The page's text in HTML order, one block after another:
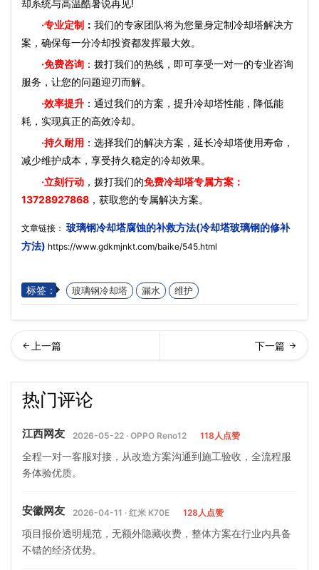
却系统与高温酷暑说再见!
·专业定制 ： 我们的专家团队将为您量身定制冷却塔解决方
案，确保每一分冷却投资都发挥最大效。
·免费咨询 ：拨打我们的热线，即可享受一对一的专业咨询
服务，让您的问题迎刃而解。
·效率提升 ：通过我们的方案，提升冷却塔性能，降低能
耗，实现真正的高效冷却。
·持久耐用 ：选择我们的解决方案，延长冷却塔使用寿命，
减少维护成本，享受持久稳定的冷却效果。
·立刻行动 ，拨打我们的免费冷却塔专属方案：
13728927868 ，获取您的专属解决方案。
文章链接： 玻璃钢冷却塔腐蚀的补救方法(冷却塔玻璃钢的修补
方法) https://www.gdkmjnkt.com/baike/545.html
标签： 玻璃钢冷却塔 漏水 维护
却水塔内部填料更换方法)…
热门评论
江西网友 2026-05-22 · OPPO Reno12 118人点赞
全程一对一客服对接，从改造方案沟通到施工验收，全流程服
务体验优质。
安徽网友 2026-04-11 · 红米 K70E 128人点赞
项目报价透明规范，无额外隐藏收费，整体方案在行业内具备
不错的经济优势。